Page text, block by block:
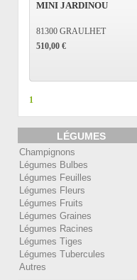
MINI JARDINOU
81300 GRAULHET
510,00 €
1
LÉGUMES
Champignons
Légumes Bulbes
Légumes Feuilles
Légumes Fleurs
Légumes Fruits
Légumes Graines
Légumes Racines
Légumes Tiges
Légumes Tubercules
Autres